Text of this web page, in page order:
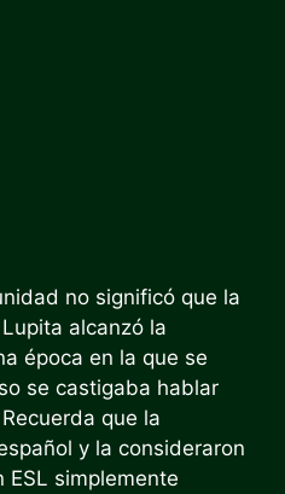
no significó que la
alcanzó la
época en la que se
se castigaba hablar
que la
y la consideraron
ESL simplemente